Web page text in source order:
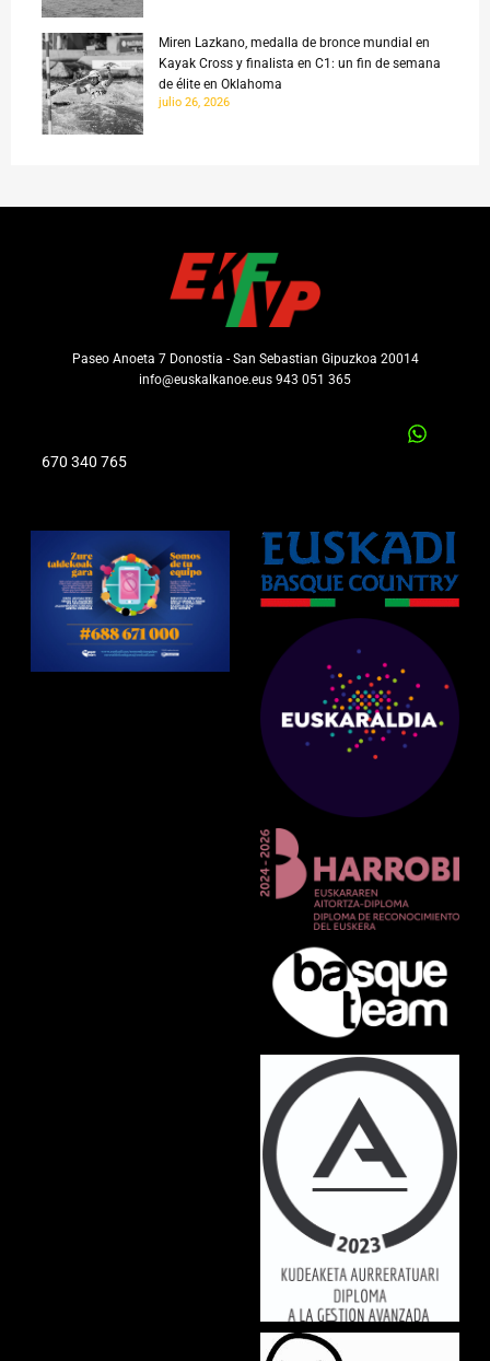
Miren Lazkano, medalla de bronce mundial en
Kayak Cross y finalista en C1: un fin de semana
de élite en Oklahoma
julio 26, 2026
Paseo Anoeta 7 Donostia - San Sebastian Gipuzkoa 20014
info@euskalkanoe.eus 943 051 365
670 340 765